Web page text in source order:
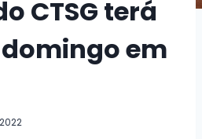
CTSG terá
em